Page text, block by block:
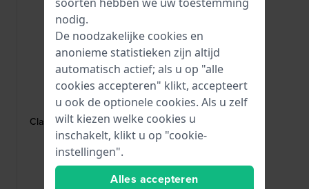
G-Shock
DW-6900U-1ER
Classic LED 50 mm Schokbestendig
digitaal horloge
€ 99,90
● Op voorraad
nodig.
De noodzakelijke cookies en
anonieme statistieken zijn altijd
automatisch actief; als u op "alle
cookies accepteren" klikt, accepteert
u ook de optionele cookies. Als u zelf
wilt kiezen welke cookies u
inschakelt, klikt u op "cookie-
instellingen".
Alles accepteren